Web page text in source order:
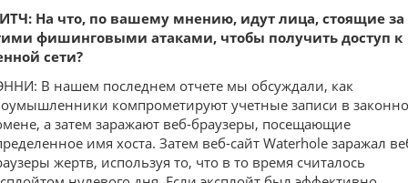
На что, по вашему мнению, идут лица, стоящие за
фишинговыми атаками, чтобы получить доступ к
сети?
В нашем последнем отчете мы обсуждали, как
компрометируют учетные записи в
а затем заражают веб-браузеры, посещающие
имя хоста. Затем веб-сайт Waterhole заражал
жертв, используя то, что в то время считалось